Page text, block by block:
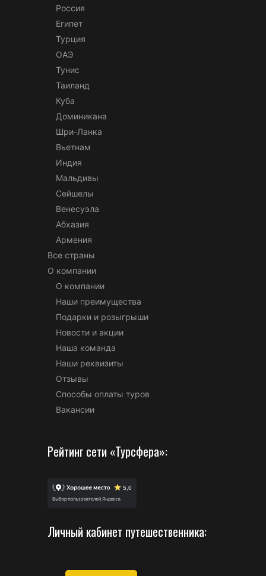
Россия
Египет
Турция
ОАЭ
Тунис
Таиланд
Куба
Доминикана
Шри-Ланка
Вьетнам
Индия
Мальдивы
Сейшелы
Венесуэла
Абхазия
Армения
Все страны
О компании
О компании
Наши преимущества
Подарки и розыгрыши
Новости и акции
Наша команда
Наши реквизиты
Отзывы
Способы оплаты туров
Вакансии
Рейтинг сети «Турсфера»:
Личный кабинет путешественника: